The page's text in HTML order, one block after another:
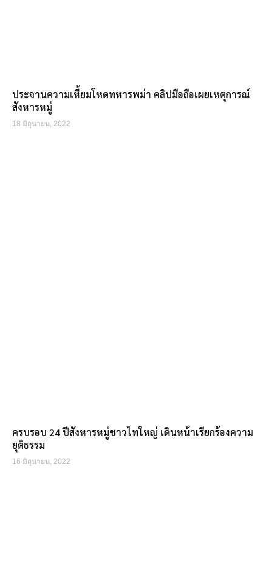
ประจานความเหี้ยมโหดทหารพม่า คลิปมือถือเผยเหตุการณ์
สังหารหมู่
18 มิถุนายน, 2022
ครบรอบ 24 ปีสังหารหมู่ชาวไทใหญ่ เดินหน้าเรียกร้องความ
ยุติธรรม
16 มิถุนายน, 2022